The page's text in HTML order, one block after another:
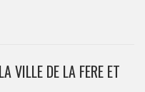
VILLE DE LA FERE ET